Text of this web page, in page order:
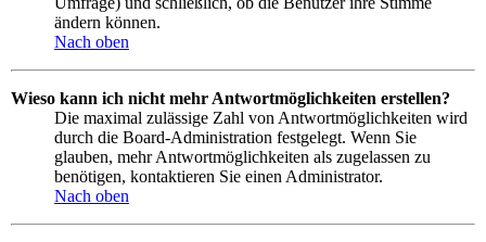
ändern können.
Nach oben
Wieso kann ich nicht mehr Antwortmöglichkeiten erstellen?
Die maximal zulässige Zahl von Antwortmöglichkeiten wird
durch die Board-Administration festgelegt. Wenn Sie
glauben, mehr Antwortmöglichkeiten als zugelassen zu
benötigen, kontaktieren Sie einen Administrator.
Nach oben